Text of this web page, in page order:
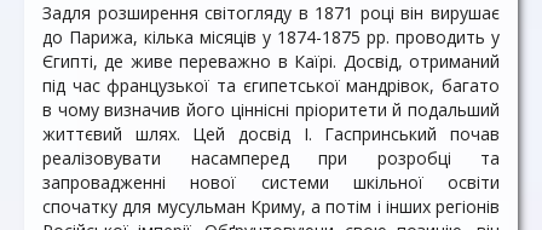
Задля розширення світогляду в 1871 році він вирушає
до Парижа, кілька місяців у 1874-1875 рр. проводить у
Єгипті, де живе переважно в Каїрі. Досвід, отриманий
під час французької та єгипетської мандрівок, багато
в чому визначив його ціннісні пріоритети й подальший
життєвий шлях. Цей досвід І. Гаспринський почав
реалізовувати насамперед при розробці та
запровадженні нової системи шкільної освіти
спочатку для мусульман Криму, а потім і інших регіонів